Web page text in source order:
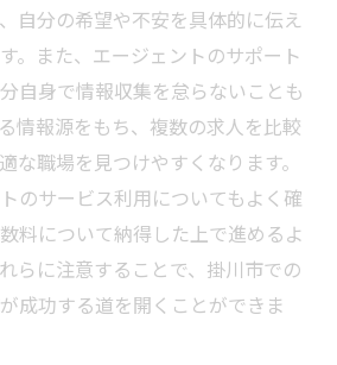
自分の希望や不安を具体的に伝え
。また、エージェントのサポート
自身で情報収集を怠らないことも
情報源をもち、複数の求人を比較
な職場を見つけやすくなります。
のサービス利用についてもよく確
料について納得した上で進めるよ
らに注意することで、掛川市での
成功する道を開くことができま